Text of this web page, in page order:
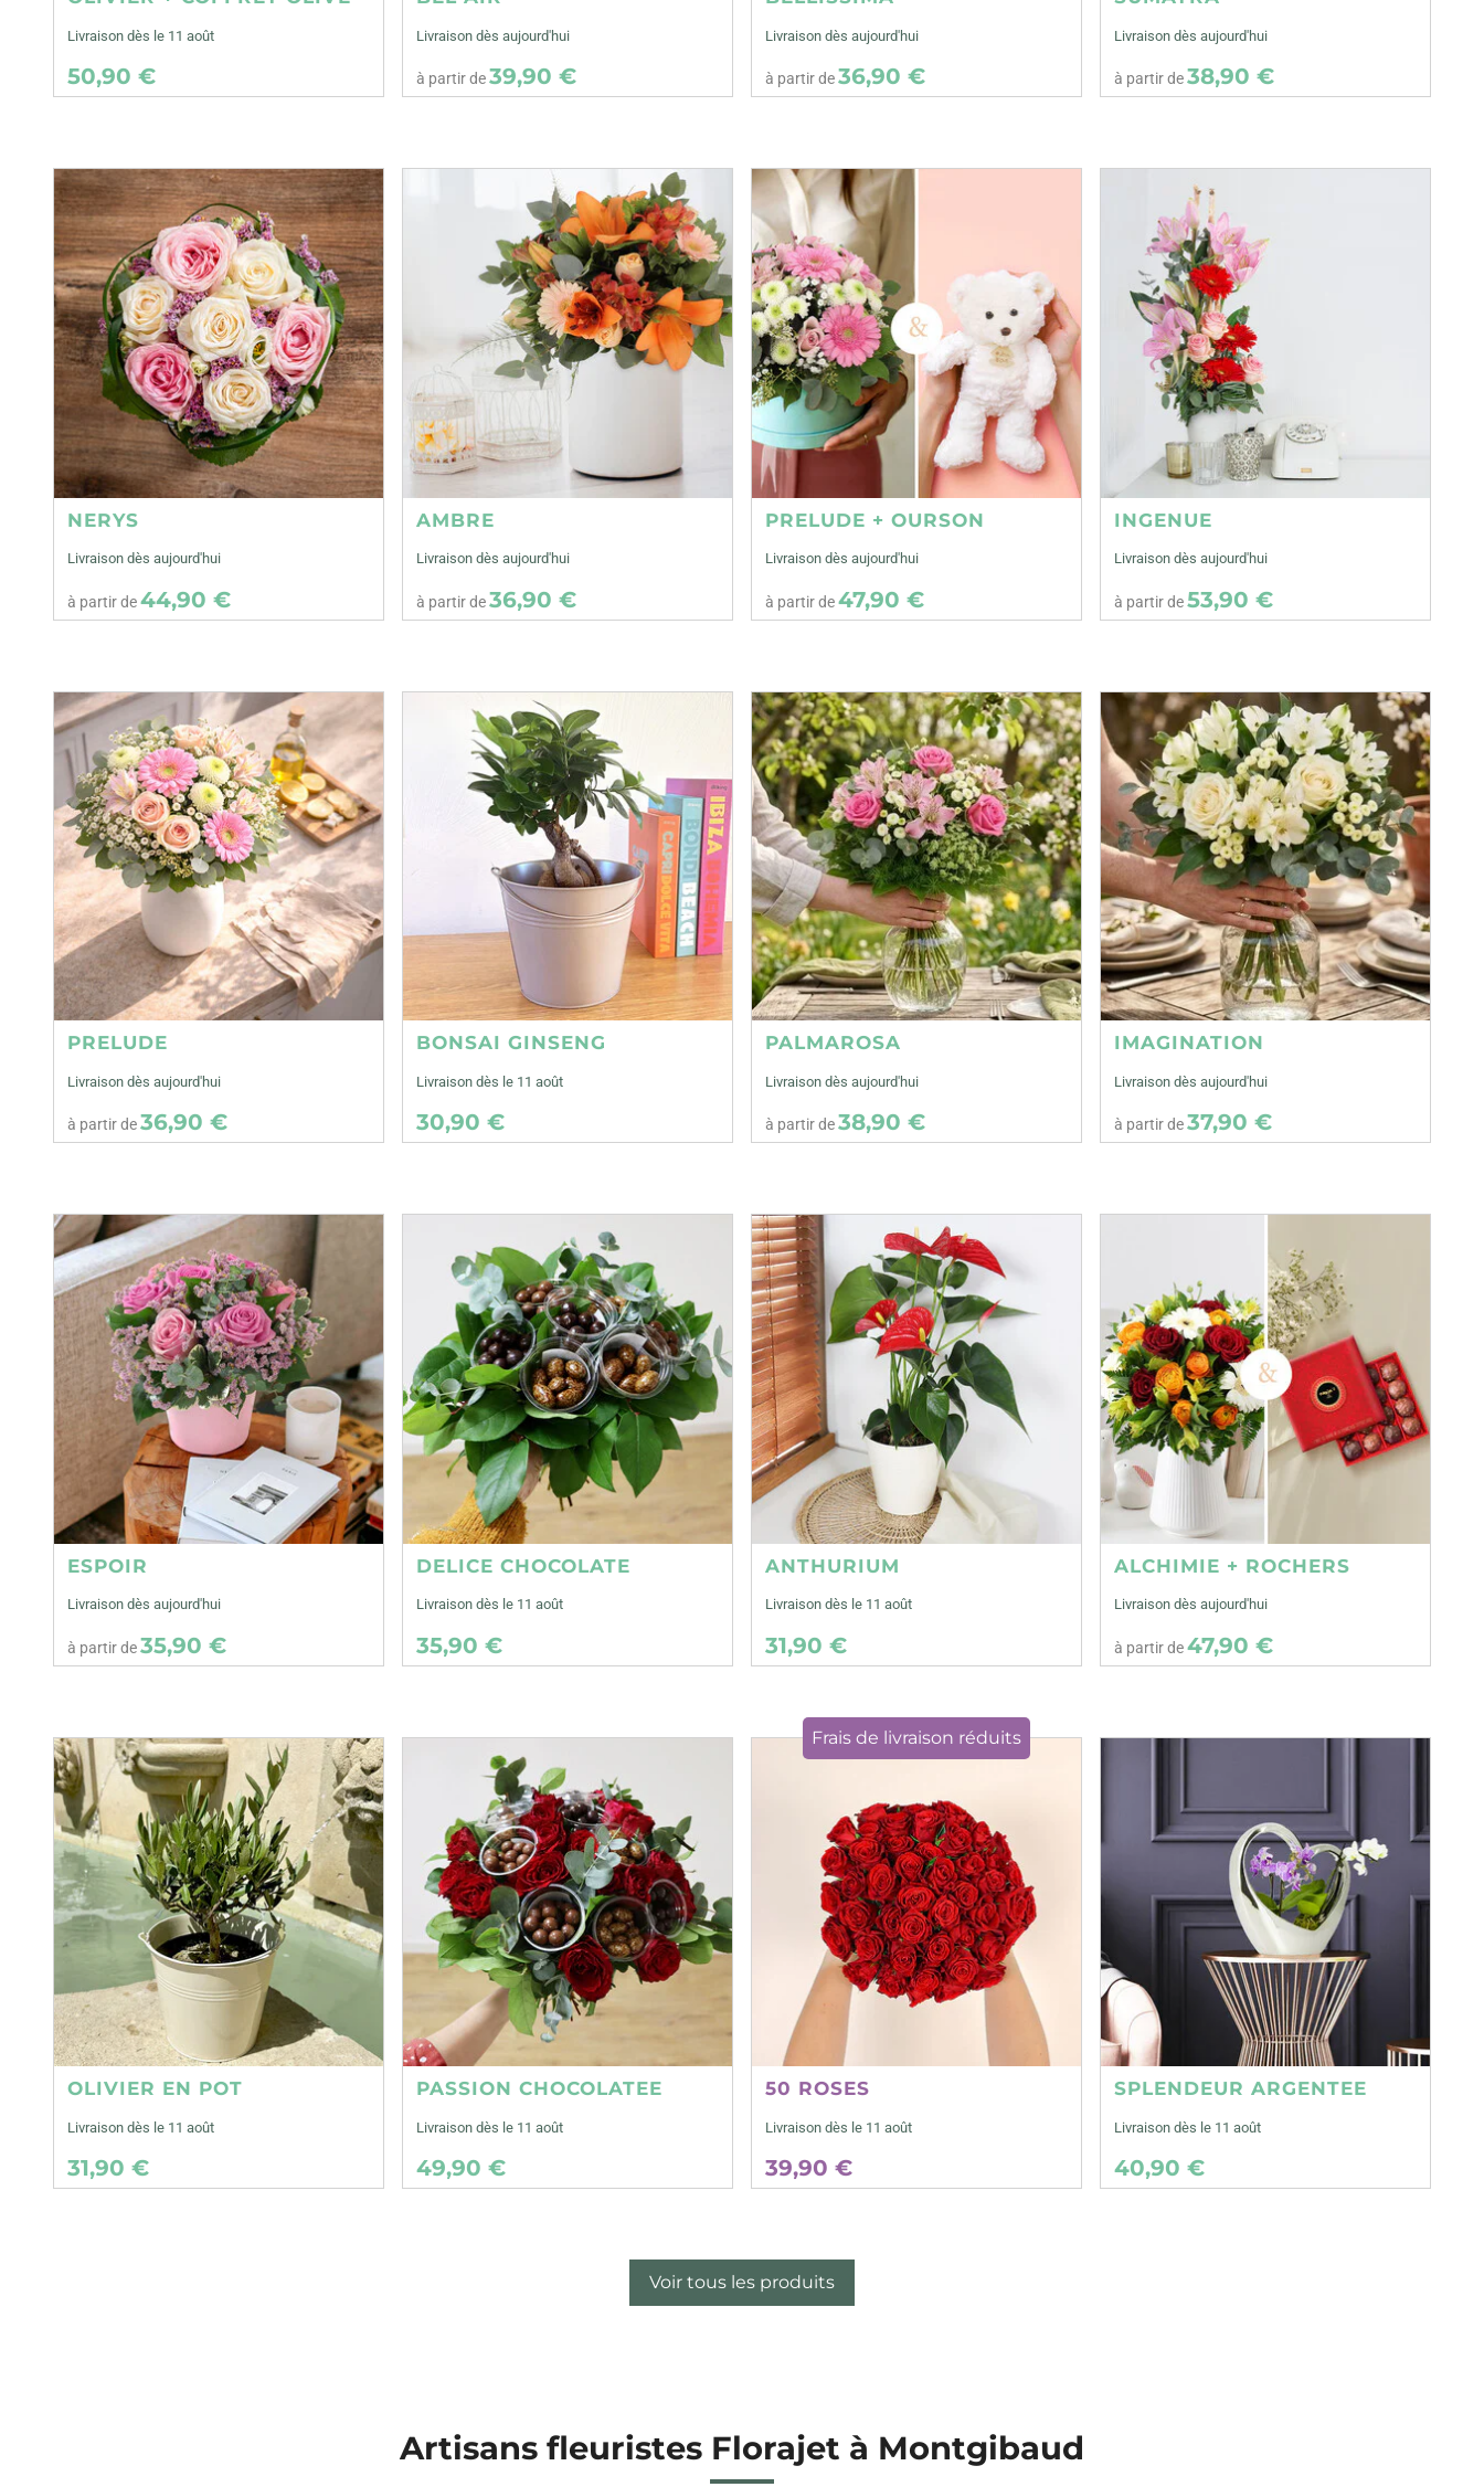
Livraison dès le 11 août
50,90 €
Livraison dès aujourd'hui
à partir de39,90 €
Livraison dès aujourd'hui
à partir de36,90 €
Livraison dès aujourd'hui
à partir de38,90 €
NERYS
Livraison dès aujourd'hui
à partir de44,90 €
AMBRE
Livraison dès aujourd'hui
à partir de36,90 €
PRELUDE + OURSON
Livraison dès aujourd'hui
à partir de47,90 €
INGENUE
Livraison dès aujourd'hui
à partir de53,90 €
PRELUDE
Livraison dès aujourd'hui
à partir de36,90 €
BONSAI GINSENG
Livraison dès le 11 août
30,90 €
PALMAROSA
Livraison dès aujourd'hui
à partir de38,90 €
IMAGINATION
Livraison dès aujourd'hui
à partir de37,90 €
ESPOIR
Livraison dès aujourd'hui
à partir de35,90 €
DELICE CHOCOLATE
Livraison dès le 11 août
35,90 €
ANTHURIUM
Livraison dès le 11 août
31,90 €
ALCHIMIE + ROCHERS
Livraison dès aujourd'hui
à partir de47,90 €
OLIVIER EN POT
Livraison dès le 11 août
31,90 €
PASSION CHOCOLATEE
Livraison dès le 11 août
49,90 €
Frais de livraison réduits
50 ROSES
Livraison dès le 11 août
39,90 €
SPLENDEUR ARGENTEE
Livraison dès le 11 août
40,90 €
Voir tous les produits
Artisans fleuristes Florajet à Montgibaud